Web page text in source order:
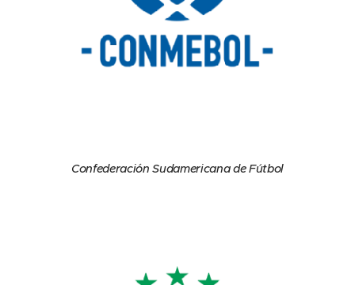
Confederación Sudamericana de Fútbol